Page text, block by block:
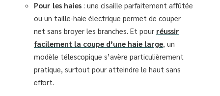
Pour les haies : une cisaille parfaitement affûtée
ou un taille-haie électrique permet de couper
net sans broyer les branches. Et pour réussir
facilement la coupe d’une haie large, un
modèle télescopique s’avère particulièrement
pratique, surtout pour atteindre le haut sans
effort.